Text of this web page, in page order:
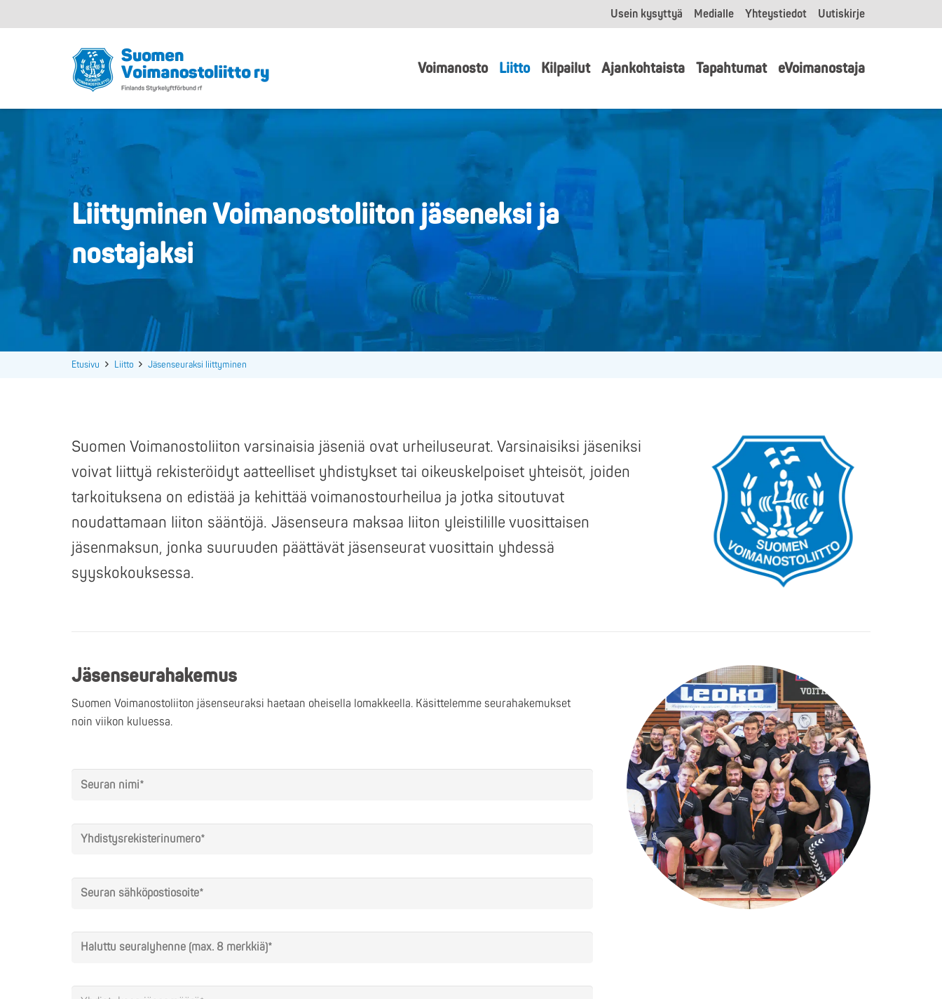
Usein kysyttyä Medialle Yhteystiedot Uutiskirje
Voimanosto Liitto Kilpailut Ajankohtaista Tapahtumat eVoimanostaja
Liittyminen Voimanostoliiton jäseneksi ja
nostajaksi
Etusivu Liitto Jäsenseuraksi liittyminen
Suomen Voimanostoliiton varsinaisia jäseniä ovat urheiluseurat. Varsinaisiksi jäseniksi
voivat liittyä rekisteröidyt aatteelliset yhdistykset tai oikeuskelpoiset yhteisöt, joiden
tarkoituksena on edistää ja kehittää voimanostourheilua ja jotka sitoutuvat
noudattamaan liiton sääntöjä. Jäsenseura maksaa liiton yleistilille vuosittaisen
jäsenmaksun, jonka suuruuden päättävät jäsenseurat vuosittain yhdessä
syyskokouksessa.
Jäsenseurahakemus
Suomen Voimanostoliiton jäsenseuraksi haetaan oheisella lomakkeella. Käsittelemme seurahakemukset
noin viikon kuluessa.